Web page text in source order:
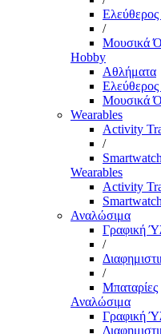
/
Μουσικά
Hobby
Αθλήματα
Μουσικά
Wearables
Activity
/
Wearables
Activity
Αναλώσιμα
Γραφική
/
/
Μπαταρίες
Αναλώσιμα
Γραφική